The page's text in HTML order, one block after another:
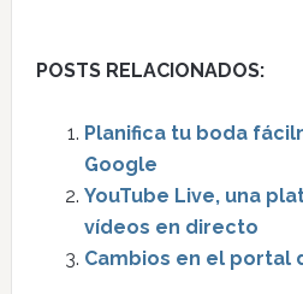
POSTS RELACIONADOS:
Planifica tu boda
Google
YouTube Live, una
vídeos en directo
Cambios en el portal